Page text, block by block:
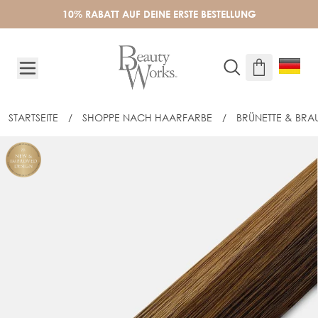
10% RABATT AUF DEINE ERSTE BESTELLUNG
STARTSEITE / SHOPPE NACH HAARFARBE / BRÜNETTE &
60CM INVISI® TAPE EXTENSIONS -